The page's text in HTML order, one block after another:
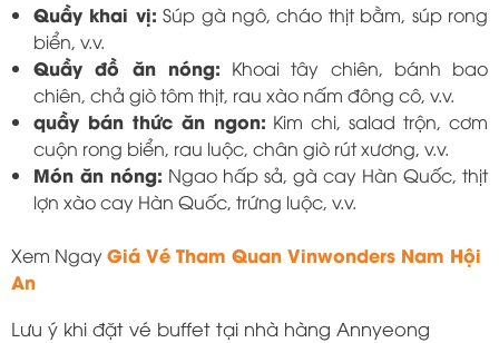
Quầy khai vị: Súp gà ngô, cháo thịt bằm, súp rong
biển, v.v.
Quầy đồ ăn nóng: Khoai tây chiên, bánh bao
chiên, chả giò tôm thịt, rau xào nấm đông cô, v.v.
quầy bán thức ăn ngon: Kim chi, salad trộn, cơm
cuộn rong biển, rau luộc, chân giò rút xương, v.v.
Món ăn nóng: Ngao hấp sả, gà cay Hàn Quốc, thịt
lợn xào cay Hàn Quốc, trứng luộc, v.v.
Xem NgayGiá Vé Tham Quan Vinwonders Nam Hội
An
Lưu ý khi đặt vé buffet tại nhà hàng Annyeong